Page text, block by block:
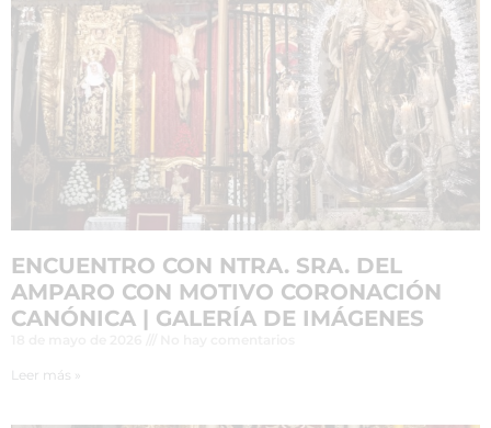
ENCUENTRO CON NTRA. SRA. DEL
AMPARO CON MOTIVO CORONACIÓN
CANÓNICA | GALERÍA DE IMÁGENES
Leer más »